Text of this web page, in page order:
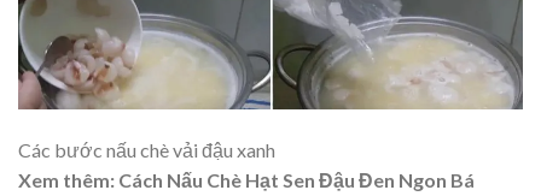
Các bước nấu chè vải đậu xanh
Xem thêm: ​Cách Nấu Chè Hạt Sen Đậu Đen Ngon Bá